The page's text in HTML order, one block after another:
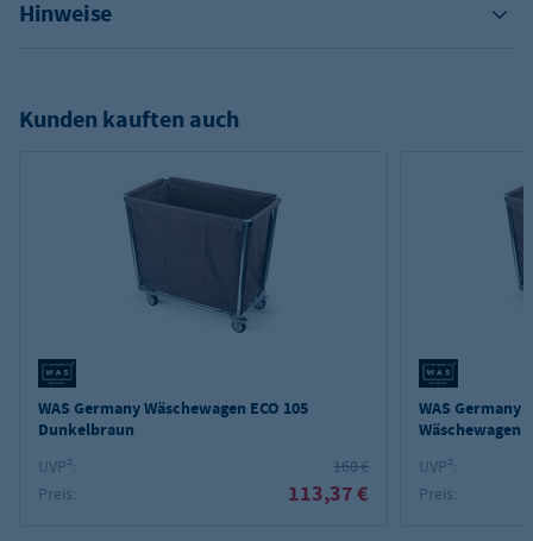
Hinweise
Kunden kauften auch
WAS Germany Wäschewagen ECO 105
Dunkelbraun
UVP²:
160 €
Preis:
113,37 €
WAS Germany
Wäschewagen
UVP²:
Preis: